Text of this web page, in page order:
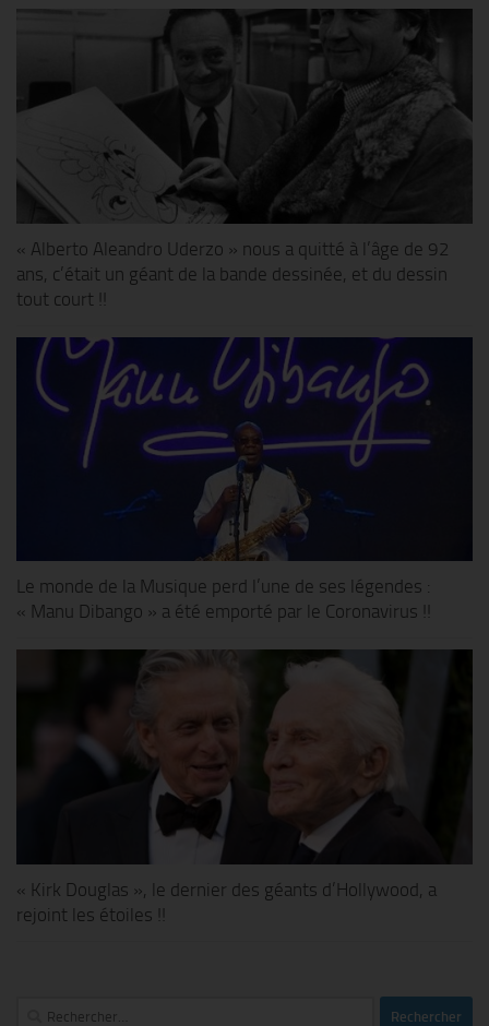
« Alberto Aleandro Uderzo » nous a quitté à l’âge de 92
ans, c’était un géant de la bande dessinée, et du dessin
tout court !!
Le monde de la Musique perd l’une de ses légendes :
« Manu Dibango » a été emporté par le Coronavirus !!
« Kirk Douglas », le dernier des géants d’Hollywood, a
rejoint les étoiles !!
Rechercher :